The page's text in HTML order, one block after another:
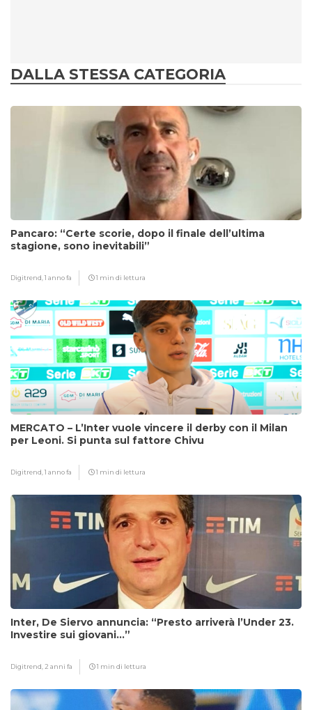
DALLA STESSA CATEGORIA
Pancaro: “Certe scorie, dopo il finale dell’ultima
stagione, sono inevitabili”
Digitrend,1 anno fa 1 min di lettura
MERCATO – L’Inter vuole vincere il derby con il Milan
per Leoni. Si punta sul fattore Chivu
Digitrend,1 anno fa 1 min di lettura
Inter, De Siervo annuncia: “Presto arriverà l’Under 23.
Investire sui giovani…”
Digitrend, 2 anni fa 1 min di lettura